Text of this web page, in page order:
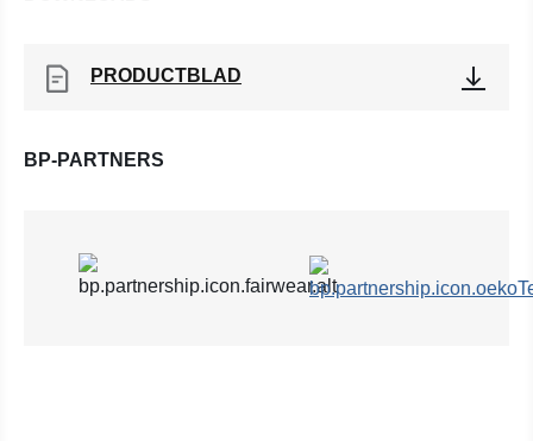
PRODUCTBLAD
BP-PARTNERS